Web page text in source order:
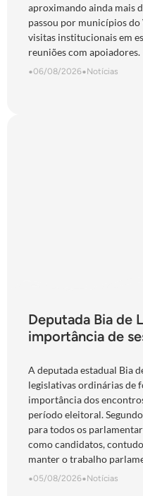
aproximando ainda mais
passou por municípios do
visitas institucionais em
reuniões com apoiadores.
•06/08/2026•Notícias
Deputada Bia de
importância de
“obrigação com
A deputada estadual Bia
legislativas ordinárias de
importância dos
período eleitoral.
para todos os
como candidatos,
manter o trabalho
•05/08/2026•Notícias